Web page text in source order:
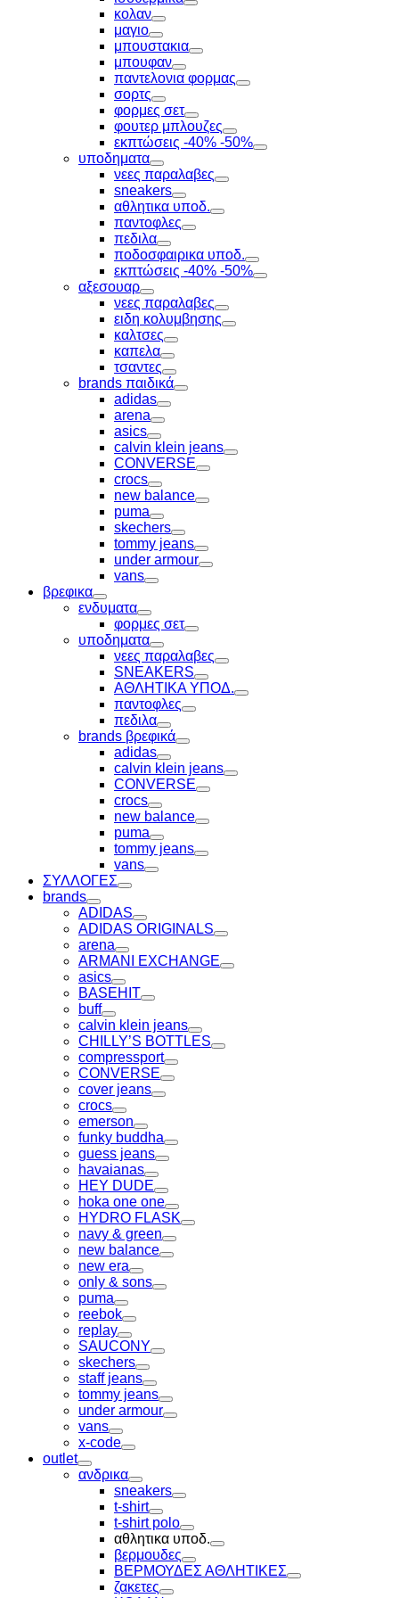
Toggle
κολαν
Toggle
μαγιο
Toggle
μπουστακια
Toggle
μπουφαν
Toggle
παντελονια φορμας
Toggle
σορτς
Toggle
φορμες σετ
Toggle
φουτερ μπλουζες
Toggle
εκπτώσεις -40% -50%
Toggle
υποδηματα
Toggle
νεες παραλαβες
Toggle
sneakers
Toggle
αθλητικα υποδ.
Toggle
παντοφλες
Toggle
πεδιλα
Toggle
ποδοσφαιρικα υποδ.
Toggle
εκπτώσεις -40% -50%
Toggle
αξεσουαρ
Toggle
νεες παραλαβες
Toggle
ειδη κολυμβησης
Toggle
καλτσες
Toggle
καπελα
Toggle
τσαντες
Toggle
brands παιδικά
Toggle
adidas
Toggle
arena
Toggle
asics
Toggle
calvin klein jeans
Toggle
CONVERSE
Toggle
crocs
Toggle
new balance
Toggle
puma
Toggle
skechers
Toggle
tommy jeans
Toggle
under armour
Toggle
vans
Toggle
βρεφικα
Toggle
ενδυματα
Toggle
φορμες σετ
Toggle
υποδηματα
Toggle
νεες παραλαβες
Toggle
SNEAKERS
Toggle
ΑΘΛΗΤΙΚΑ ΥΠΟΔ.
Toggle
παντοφλες
Toggle
πεδιλα
Toggle
brands βρεφικά
Toggle
adidas
Toggle
calvin klein jeans
Toggle
CONVERSE
Toggle
crocs
Toggle
new balance
Toggle
puma
Toggle
tommy jeans
Toggle
vans
Toggle
ΣΥΛΛΟΓΕΣ
Toggle
brands
Toggle
ADIDAS
Toggle
ADIDAS ORIGINALS
Toggle
arena
Toggle
ARMANI EXCHANGE
Toggle
asics
Toggle
BASEHIT
Toggle
buff
Toggle
calvin klein jeans
Toggle
CHILLY’S BOTTLES
Toggle
compressport
Toggle
CONVERSE
Toggle
cover jeans
Toggle
crocs
Toggle
emerson
Toggle
funky buddha
Toggle
guess jeans
Toggle
havaianas
Toggle
HEY DUDE
Toggle
hoka one one
Toggle
HYDRO FLASK
Toggle
navy & green
Toggle
new balance
Toggle
new era
Toggle
only & sons
Toggle
puma
Toggle
reebok
Toggle
replay
Toggle
SAUCONY
Toggle
skechers
Toggle
staff jeans
Toggle
tommy jeans
Toggle
under armour
Toggle
vans
Toggle
x-code
Toggle
outlet
Toggle
ανδρικα
Toggle
sneakers
Toggle
t-shirt
Toggle
t-shirt polo
Toggle
αθλητικα υποδ.
Toggle
βερμουδες
Toggle
ΒΕΡΜΟΥΔΕΣ ΑΘΛΗΤΙΚΕΣ
Toggle
ζακετες